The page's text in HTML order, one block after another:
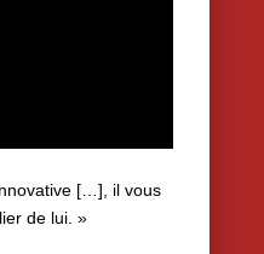
[…], il vous
de lui. »